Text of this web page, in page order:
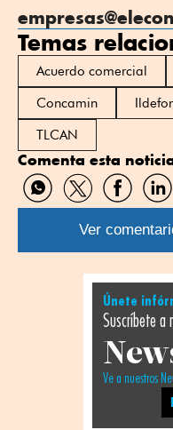
Temas
Acuerdo comercial
Concamin
TLCAN
Comenta esta
Compartir
por
WhatsApp
Compartir
por
Twitter
Compartir
por
Ver
Únete
Suscríbete a
Ve a nuestros